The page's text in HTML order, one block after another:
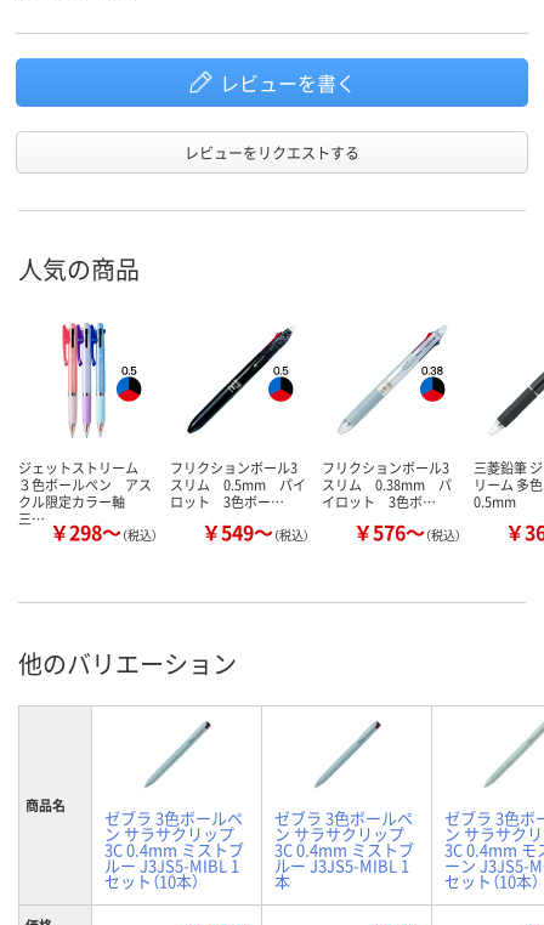
スコア
レビューを書く
レビューをリクエストする
人気の商品
ジェットストリーム
３色ボールペン アス
クル限定カラー軸
三… ￥298～（税込）
フリクションボール3
スリム 0.5mm パイ
ロット 3色ボー…
￥549～（税込）
フリクションボール3
スリム 0.38mm パ
イロット 3色ボ…
￥576～（税込）
三菱鉛筆
リーム 多
0.5mm
￥
他のバリエーション
商品名
ゼブラ 3色ボールペ
ン サラサクリップ
3C 0.4mm ミストブ
ルー J3JS5-MIBL 1
セット（10本）
ゼブラ 3色ボールペ
ン サラサクリップ
3C 0.4mm ミストブ
ルー J3JS5-MIBL 1
本
ゼブラ 3色ボ
ン サラサク
3C 0.4mm モ
ーン J3JS5-
セット（10本）